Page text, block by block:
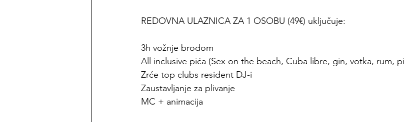
REDOVNA ULAZNICA ZA 1 OSOBU (49€) uključuje:
3h vožnje brodom
All inclusive pića (Sex on the beach, Cuba libre, gin, votka, rum,
Zrće top clubs resident DJ-i
Zaustavljanje za plivanje
MC + animacija